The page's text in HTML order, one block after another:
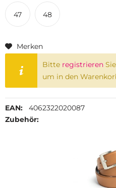
47 48
Merken
Bitte registrieren
um in den
EAN:
4062322020087
Zubehör: